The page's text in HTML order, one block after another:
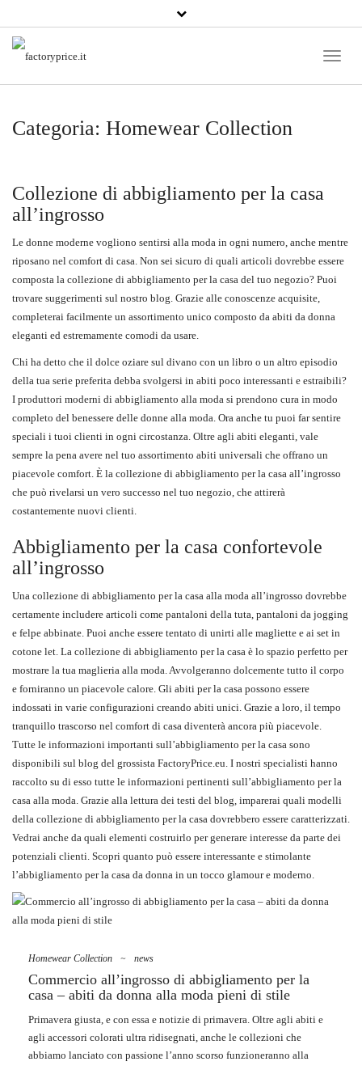
Toggle
Categoria: Homewear Collection
Collezione di abbigliamento per la casa
all’ingrosso
Le donne moderne vogliono sentirsi alla moda in ogni numero, anche mentre
riposano nel comfort di casa. Non sei sicuro di quali articoli dovrebbe essere
composta la collezione di abbigliamento per la casa del tuo negozio? Puoi
trovare suggerimenti sul nostro blog. Grazie alle conoscenze acquisite,
completerai facilmente un assortimento unico composto da abiti da donna
eleganti ed estremamente comodi da usare.
Chi ha detto che il dolce oziare sul divano con un libro o un altro episodio
della tua serie preferita debba svolgersi in abiti poco interessanti e estraibili?
I produttori moderni di abbigliamento alla moda si prendono cura in modo
completo del benessere delle donne alla moda. Ora anche tu puoi far sentire
speciali i tuoi clienti in ogni circostanza. Oltre agli abiti eleganti, vale
sempre la pena avere nel tuo assortimento abiti universali che offrano un
piacevole comfort. È la collezione di abbigliamento per la casa all’ingrosso
che può rivelarsi un vero successo nel tuo negozio, che attirerà
costantemente nuovi clienti.
Abbigliamento per la casa confortevole
all’ingrosso
Una collezione di abbigliamento per la casa alla moda all’ingrosso dovrebbe
certamente includere articoli come pantaloni della tuta, pantaloni da jogging
e felpe abbinate. Puoi anche essere tentato di unirti alle magliette e ai set in
cotone let. La collezione di abbigliamento per la casa è lo spazio perfetto per
mostrare la tua maglieria alla moda. Avvolgeranno dolcemente tutto il corpo
e forniranno un piacevole calore. Gli abiti per la casa possono essere
indossati in varie configurazioni creando abiti unici. Grazie a loro, il tempo
tranquillo trascorso nel comfort di casa diventerà ancora più piacevole.
Tutte le informazioni importanti sull’abbigliamento per la casa sono
disponibili sul blog del grossista FactoryPrice.eu. I nostri specialisti hanno
raccolto su di esso tutte le informazioni pertinenti sull’abbigliamento per la
casa alla moda. Grazie alla lettura dei testi del blog, imparerai quali modelli
della collezione di abbigliamento per la casa dovrebbero essere caratterizzati.
Vedrai anche da quali elementi costruirlo per generare interesse da parte dei
potenziali clienti. Scopri quanto può essere interessante e stimolante
l’abbigliamento per la casa da donna in un tocco glamour e moderno.
Homewear Collection ~ news
Commercio all’ingrosso di abbigliamento per la
casa – abiti da donna alla moda pieni di stile
Primavera giusta, e con essa e notizie di primavera. Oltre agli abiti e
agli accessori colorati ultra ridisegnati, anche le collezioni che
abbiamo lanciato con passione l’anno scorso funzioneranno alla